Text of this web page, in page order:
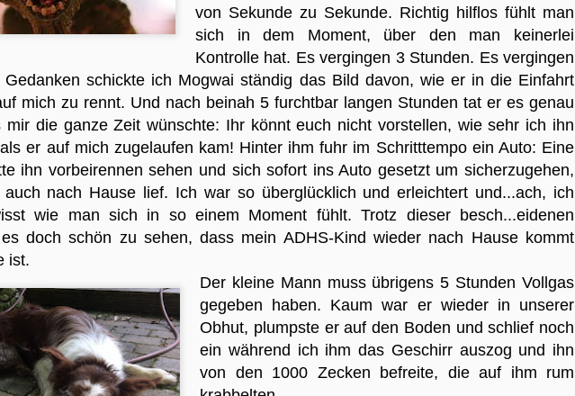
von Sekunde zu Sekunde. Richtig hilflos fühlt man
sich in dem Moment, über den man keinerlei
Kontrolle hat. Es vergingen 3 Stunden. Es vergingen
schickte ich Mogwai ständig das Bild davon, wie er in die Einfahrt
mich zu rennt. Und nach beinah 5 furchtbar langen Stunden tat er es genau
die ganze Zeit wünschte: Ihr könnt euch nicht vorstellen, wie sehr ich ihn
er auf mich zugelaufen kam! Hinter ihm fuhr im Schritttempo ein Auto: Eine
ihn vorbeirennen sehen und sich sofort ins Auto gesetzt um sicherzugehen,
nach Hause lief. Ich war so überglücklich und erleichtert und...ach, ich
wie man sich in so einem Moment fühlt. Trotz dieser besch...eidenen
doch schön zu sehen, dass mein ADHS-Kind wieder nach Hause kommt
ist.
Der kleine Mann muss übrigens 5 Stunden Vollgas
gegeben haben. Kaum war er wieder in unserer
Obhut, plumpste er auf den Boden und schlief noch
ein während ich ihm das Geschirr auszog und ihn
von den 1000 Zecken befreite, die auf ihm rum
7
Wie ich schon mal berichtete, vertragen sich Forrest und Mogwai
leider so gar nicht (mehr). Als Mogli damals sein 2.Lebensjahr
erreicht hat, war ihm der grobmotorische Forrest plötzlich zu laut, zu
rabiat, zu aufgeregt. So kam es in der alten Heimat zweimal zu einer
Prügelei zwischen den beiden, die wirklich nicht spaßig waren. Keiner
wollte den anderen mehr loslassen und nur mit Mühe konnten Tobi und
ich die Prügelknaben voneinander trennen. Ein paar üble Wunden waren
das Ergebnis. Seitdem achten wir penibelst darauf, dass die zwei im
Haus mittels Babygitter keine Berührungspunkte haben und gehen mit
einigen Metern Entfernung zueinander spazieren. Hier in der neuen
Heimat gab es auch keinen Vorfall mehr - bis Donnerstag.
OCT
24
Paul, der kleine Terrorist
Die heutige Berichterstattung möchte ich Paul widmen - seines
Zeichen ein 1,5-jähriger Terrorist mit der Mission, seine Eltern in
den Wahnsinn zu treiben. Und er war am Wochenende mit ihnen bei uns
zu Besuch. Nachdem er bei seiner Ankunft noch den Schüchternen
mimte und sich nicht traute, ohne Mama oder Papa an uns Fremden
vorbei zu laufen, entpuppte er nach einer halben Stunde des ruhigen
Beobachten im Schutz seiner Eltern (ihr Kommentar: "Der kann auch
anders!") sehr bald seine wahren Absichten. So fand er plötzlich
Gefallen an Mamas Handtasche und begann damit, eins nach dem
anderen auszuräumen: Die Trinkflasche, aber trinken wollte er nicht.
Eine Banane, aber essen wollte er sie nicht. Seinen Ersatz-Strampler,